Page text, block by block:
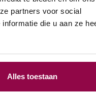
partners voor social
die u aan ze
Alles toestaan
dat alles